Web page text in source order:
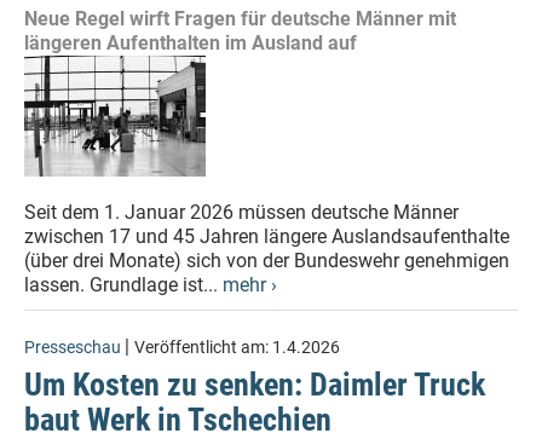
Neue Regel wirft Fragen für deutsche Männer mit
längeren Aufenthalten im Ausland auf
Seit dem 1. Januar 2026 müssen deutsche Männer
zwischen 17 und 45 Jahren längere Auslandsaufenthalte
(über drei Monate) sich von der Bundeswehr genehmigen
lassen. Grundlage ist... mehr ›
Presseschau | Veröffentlicht am: 1.4.2026
Um Kosten zu senken: Daimler Truck
baut Werk in Tschechien